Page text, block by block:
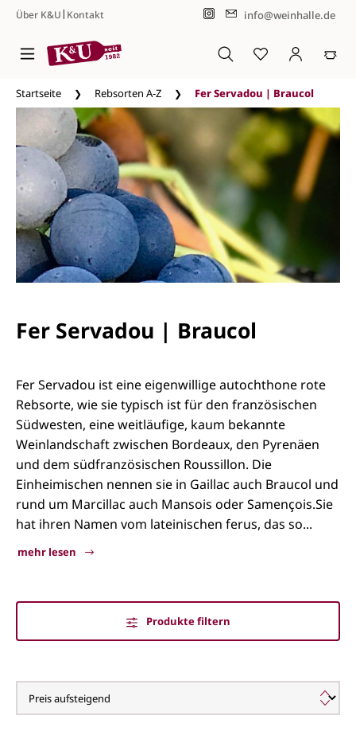
Zum Hauptinhalt springen
Über K&U| Kontakt info@weinhalle.de
Startseite Rebsorten A-Z Fer Servadou | Braucol
Fer Servadou | Braucol
Fer Servadou ist eine eigenwillige autochthone rote
Rebsorte, wie sie typisch ist für den französischen
Südwesten, eine weitläufige, kaum bekannte
Weinlandschaft zwischen Bordeaux, den Pyrenäen
und dem südfranzösischen Roussillon. Die
Einheimischen nennen sie in Gaillac auch Braucol und
rund um Marcillac auch Mansois oder Samençois.Sie
hat ihren Namen vom lateinischen ferus, das so...
mehr lesen
Produkte filtern
Fer Servadou | Braucol